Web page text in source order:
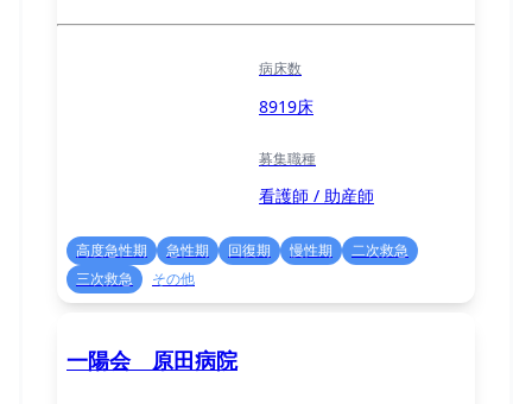
病床数
8919床
募集職種
看護師 / 助産師
高度急性期 急性期 回復期 慢性期
二次救急
三次救急
その他
一陽会 原田病院